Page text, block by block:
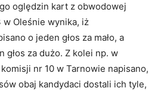
oględzin kart z obwodowej
Oleśnie wynika, iż
o jeden głos za mało, a
głos za dużo. Z kolei np. w
nr 10 w Tarnowie napisano,
obaj kandydaci dostali ich tyle,